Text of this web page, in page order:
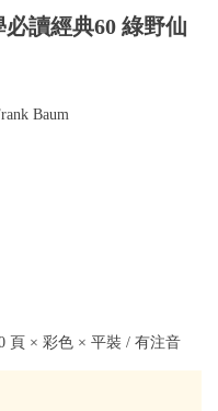
必讀經典60 綠野仙
Baum
頁 × 彩色 × 平裝 / 有注音